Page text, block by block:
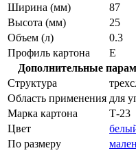
Ширина (мм)
87
Высота (мм)
25
Объем (л)
0.3
Профиль картона
Е
Дополнительные
Структура
Область применения для
Марка картона
Т-23
Цвет
По размеру